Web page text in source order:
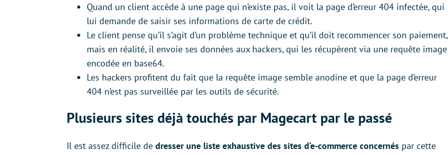
Quand un client accède à une page qui n’existe pas, il voit la page d’erreur 404 infectée, qui
lui demande de saisir ses informations de carte de crédit.
Le client pense qu’il s’agit d’un problème technique et qu’il doit recommencer son paiement,
mais en réalité, il envoie ses données aux hackers, qui les récupèrent via une requête image
encodée en base64.
Les hackers profitent du fait que la requête image semble anodine et que la page d’erreur
404 n’est pas surveillée par les outils de sécurité.
Plusieurs sites déjà touchés par Magecart par le passé
Il est assez difficile de dresser une liste exhaustive des sites d’e-commerce concernés par cette